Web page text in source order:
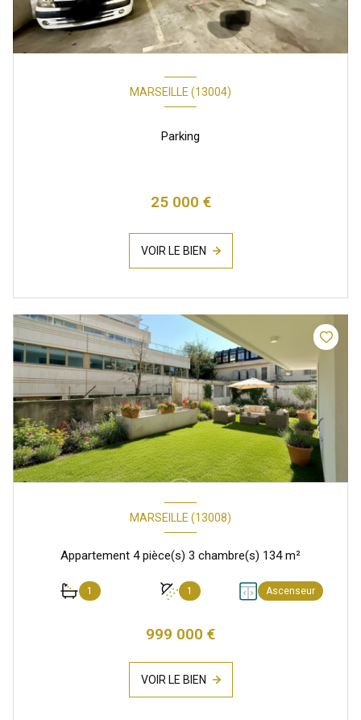
MARSEILLE (13004)
Parking
25 000 €
VOIR LE BIEN
MARSEILLE (13008)
Appartement 4 pièce(s) 3 chambre(s) 134 m²
1 1 Ascenseur
999 000 €
VOIR LE BIEN